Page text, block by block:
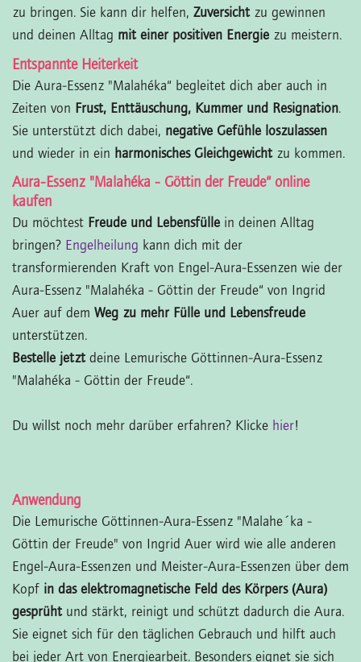
zu bringen. Sie kann dir helfen, Zuversicht zu gewinnen
und deinen Alltag mit einer positiven Energie zu meistern.
Entspannte Heiterkeit
Die Aura-Essenz "Malahéka“ begleitet dich aber auch in
Zeiten von Frust, Enttäuschung, Kummer und Resignation.
Sie unterstützt dich dabei, negative Gefühle loszulassen
und wieder in ein harmonisches Gleichgewichtzu kommen.
Aura-Essenz "Malahéka - Göttin der Freude“ online
kaufen
Du möchtest Freude und Lebensfülle in deinen Alltag
bringen? Engelheilung kann dich mit der
transformierenden Kraft von Engel-Aura-Essenzen wie der
Aura-Essenz "Malahéka - Göttin der Freude“ von Ingrid
Auer auf dem Weg zu mehr Fülle und Lebensfreude
unterstützen.
Bestelle jetztdeine Lemurische Göttinnen-Aura-Essenz
"Malahéka - Göttin der Freude“.
Du willst noch mehr darüber erfahren? Klicke hier!
Anwendung
Die Lemurische Göttinnen-Aura-Essenz "Malahe´ka -
Göttin der Freude" von Ingrid Auer wird wie alle anderen
Engel-Aura-Essenzen und Meister-Aura-Essenzen über dem
Kopf in das elektromagnetische Feld des Körpers (Aura)
gesprüht und stärkt, reinigt und schützt dadurch die Aura.
Sie eignet sich für den täglichen Gebrauch und hilft auch
bei jeder Art von Energiearbeit. Besonders eignet sie sich